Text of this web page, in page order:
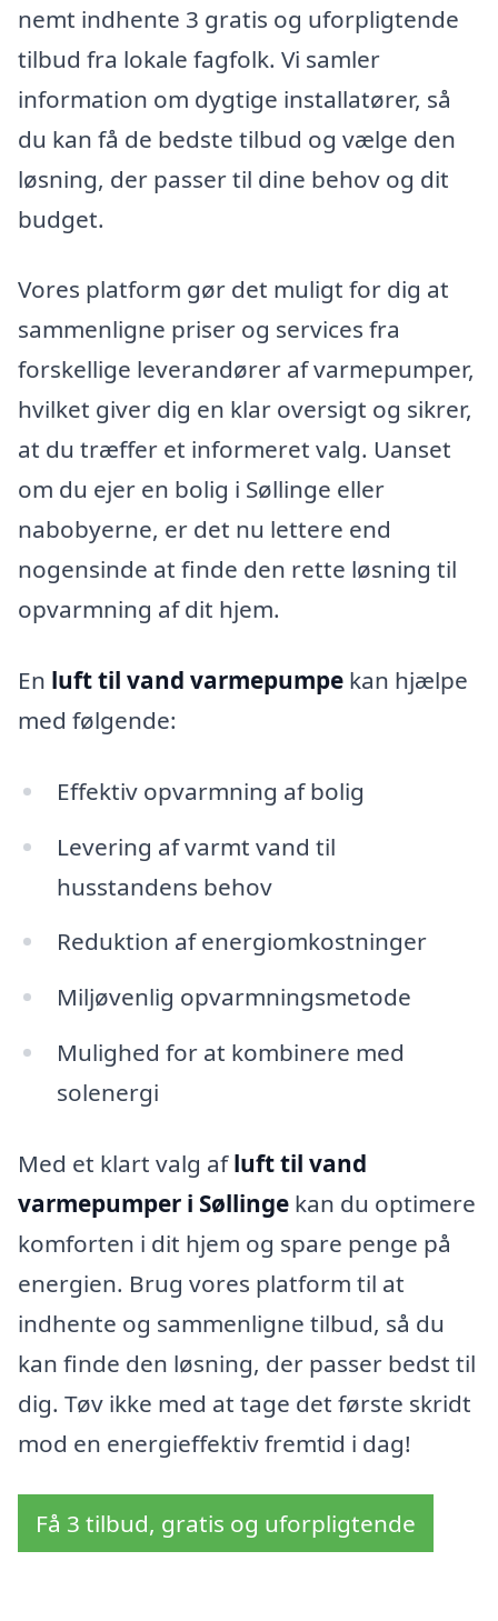
nemt indhente 3 gratis og uforpligtende
tilbud fra lokale fagfolk. Vi samler
information om dygtige installatører, så
du kan få de bedste tilbud og vælge den
løsning, der passer til dine behov og dit
budget.
Vores platform gør det muligt for dig at
sammenligne priser og services fra
forskellige leverandører af varmepumper,
hvilket giver dig en klar oversigt og sikrer,
at du træffer et informeret valg. Uanset
om du ejer en bolig i Søllinge eller
nabobyerne, er det nu lettere end
nogensinde at finde den rette løsning til
opvarmning af dit hjem.
En luft til vand varmepumpe kan hjælpe
med følgende:
Effektiv opvarmning af bolig
Levering af varmt vand til
husstandens behov
Reduktion af energiomkostninger
Miljøvenlig opvarmningsmetode
Mulighed for at kombinere med
solenergi
Med et klart valg afluft til vand
varmepumper i Søllinge kan du optimere
komforten i dit hjem og spare penge på
energien. Brug vores platform til at
indhente og sammenligne tilbud, så du
kan finde den løsning, der passer bedst til
dig. Tøv ikke med at tage det første skridt
mod en energieffektiv fremtid i dag!
Få 3 tilbud, gratis og uforpligtende